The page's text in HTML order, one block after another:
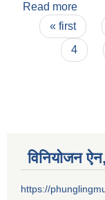
Read more
Pages
« first
4
विनियोजन
https://